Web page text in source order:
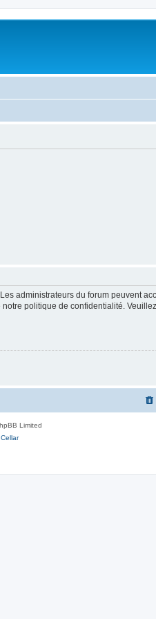
administrateurs du forum peuvent
politique de confidentialité.
Limited